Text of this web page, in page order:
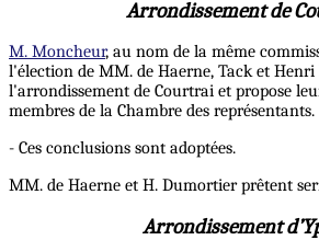
Arrondissement de
M. Moncheur, au nom de la même
l'élection de MM. de Haerne, Tack et
l'arrondissement de Courtrai et propose
membres de la Chambre des représentants.
- Ces conclusions sont adoptées.
MM. de Haerne et H. Dumortier prêtent
Arrondissement